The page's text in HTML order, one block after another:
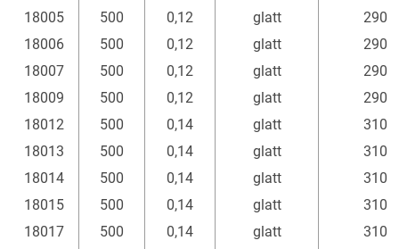
18005
500 0,12 glatt
290
18006
500 0,12 glatt
290
18007
500 0,12 glatt
290
18009
500 0,12 glatt
290
18012
500 0,14 glatt
310
18013
500 0,14 glatt
310
18014
500 0,14 glatt
310
18015
500 0,14 glatt
310
18017
500 0,14 glatt
310